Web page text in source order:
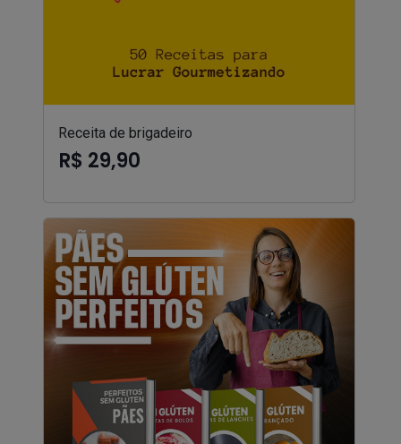
Receita de brigadeiro
R$ 29,90